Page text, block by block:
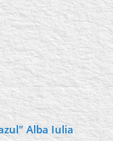
Alba Iulia